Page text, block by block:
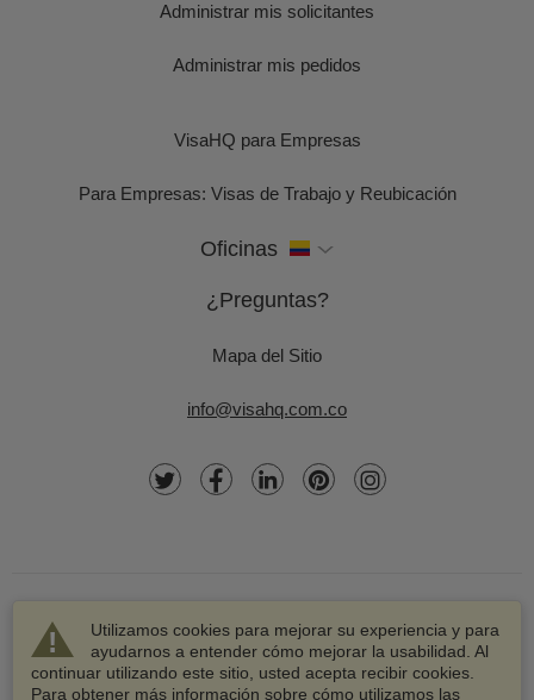
Utilizamos cookies para mejorar su experiencia y para
ayudarnos a entender cómo mejorar la usabilidad. Al
continuar utilizando este sitio, usted acepta recibir cookies.
Para obtener más información sobre cómo utilizamos las
Administrar mis solicitantes
Administrar mis pedidos
VisaHQ para Empresas
Para Empresas: Visas de Trabajo y Reubicación
Oficinas
¿Preguntas?
Mapa del Sitio
info@visahq.com.co
© 2003-2026 VisaHQ.com, Inc. Todos los derechos